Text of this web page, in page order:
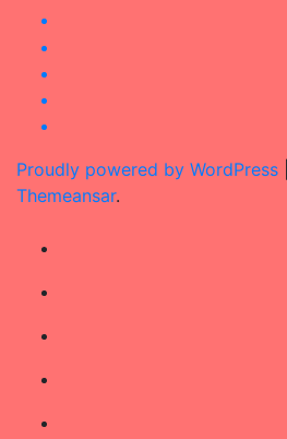
Proudly powered by WordPress
Themeansar.